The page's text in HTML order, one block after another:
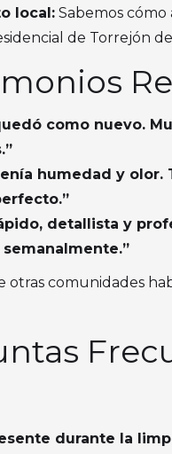
local: Sabemos cómo
de Torrejón de
como nuevo.
humedad y olor.
detallista y
otras comunidades
durante la